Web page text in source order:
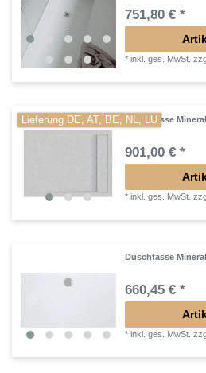
751,80 € *
*inkl. ges. MwSt.
Lieferung DE, AT, BE, NL, LU
Duschtasse
901,00 € *
*inkl. ges. MwSt.
Duschtasse
660,45 € *
*inkl. ges. MwSt.